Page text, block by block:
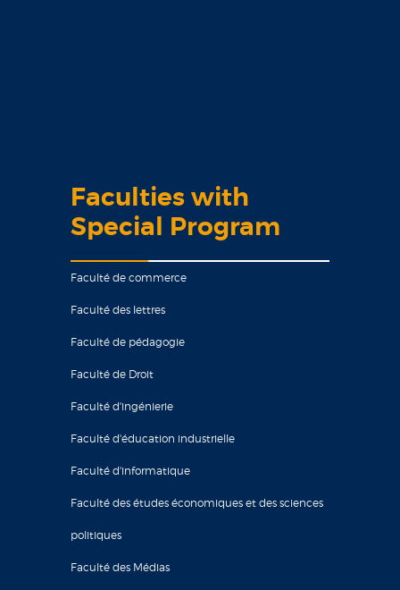
Faculties with
Special Program
Faculté de commerce
Faculté des lettres
Faculté de pédagogie
Faculté de Droit
Faculté d'ingénierie
Faculté d'éducation industrielle
Faculté d'informatique
Faculté des études économiques et des sciences
politiques
Faculté des Médias